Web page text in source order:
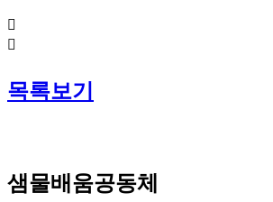
목록보기
샘물배움공동체